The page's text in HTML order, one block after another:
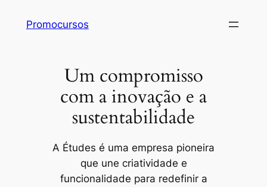
Promocursos
Um compromisso
com a inovação e a
sustentabilidade
A Études é uma empresa pioneira
que une criatividade e
funcionalidade para redefinir a